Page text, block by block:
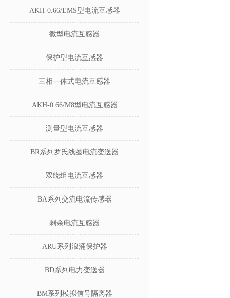
AKH-0.66/EMS型电流互感器
微型电流互感器
保护型电流互感器
三相一体式电流互感器
AKH-0.66/M8型电流互感器
测量型电流互感器
BR系列罗氏线圈电流变送器
双绕组电流互感器
BA系列交流电流传感器
剩余电流互感器
ARU系列浪涌保护器
BD系列电力变送器
BM系列模拟信号隔离器